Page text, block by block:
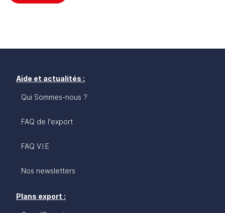
Aide et actualités :
Qui Sommes-nous ?
FAQ de l'export
FAQ V.I.E
Nos newsletters
Plans export :